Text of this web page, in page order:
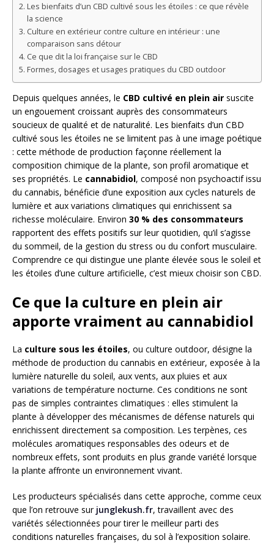
Les bienfaits d’un CBD cultivé sous les étoiles : ce que révèle
la science
Culture en extérieur contre culture en intérieur : une
comparaison sans détour
Ce que dit la loi française sur le CBD
Formes, dosages et usages pratiques du CBD outdoor
Depuis quelques années, le CBD cultivé en plein air suscite
un engouement croissant auprès des consommateurs
soucieux de qualité et de naturalité. Les bienfaits d’un CBD
cultivé sous les étoiles ne se limitent pas à une image poétique
: cette méthode de production façonne réellement la
composition chimique de la plante, son profil aromatique et
ses propriétés. Le cannabidiol, composé non psychoactif issu
du cannabis, bénéficie d’une exposition aux cycles naturels de
lumière et aux variations climatiques qui enrichissent sa
richesse moléculaire. Environ 30 % des consommateurs
rapportent des effets positifs sur leur quotidien, qu’il s’agisse
du sommeil, de la gestion du stress ou du confort musculaire.
Comprendre ce qui distingue une plante élevée sous le soleil et
les étoiles d’une culture artificielle, c’est mieux choisir son CBD.
Ce que la culture en plein air
apporte vraiment au cannabidiol
La culture sous les étoiles, ou culture outdoor, désigne la
méthode de production du cannabis en extérieur, exposée à la
lumière naturelle du soleil, aux vents, aux pluies et aux
variations de température nocturne. Ces conditions ne sont
pas de simples contraintes climatiques : elles stimulent la
plante à développer des mécanismes de défense naturels qui
enrichissent directement sa composition. Les terpènes, ces
molécules aromatiques responsables des odeurs et de
nombreux effets, sont produits en plus grande variété lorsque
la plante affronte un environnement vivant.
Les producteurs spécialisés dans cette approche, comme ceux
que l’on retrouve sur junglekush.fr, travaillent avec des
variétés sélectionnées pour tirer le meilleur parti des
conditions naturelles françaises, du sol à l’exposition solaire.